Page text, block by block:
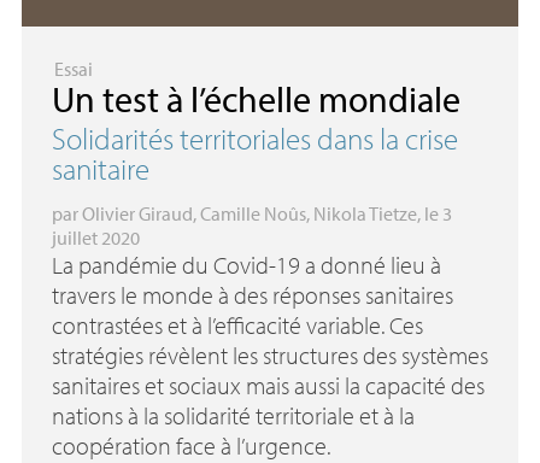
Essai
Un test à l’échelle mondiale
Solidarités territoriales dans la crise
sanitaire
parOlivier Giraud,Camille Noûs, Nikola Tietze, le 3
juillet 2020
La pandémie du Covid-19 a donné lieu à
travers le monde à des réponses sanitaires
contrastées et à l’efficacité variable. Ces
stratégies révèlent les structures des systèmes
sanitaires et sociaux mais aussi la capacité des
nations à la solidarité territoriale et à la
coopération face à l’urgence.